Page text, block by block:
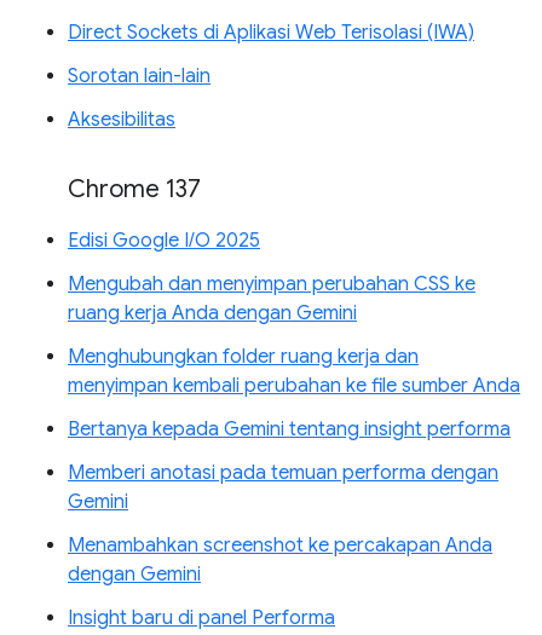
Direct Sockets di Aplikasi Web Terisolasi (IWA)
Sorotan lain-lain
Aksesibilitas
Chrome 137
Edisi Google I/O 2025
Mengubah dan menyimpan perubahan CSS ke
ruang kerja Anda dengan Gemini
Menghubungkan folder ruang kerja dan
menyimpan kembali perubahan ke file sumber Anda
Bertanya kepada Gemini tentang insight performa
Memberi anotasi pada temuan performa dengan
Gemini
Menambahkan screenshot ke percakapan Anda
dengan Gemini
Insight baru di panel Performa